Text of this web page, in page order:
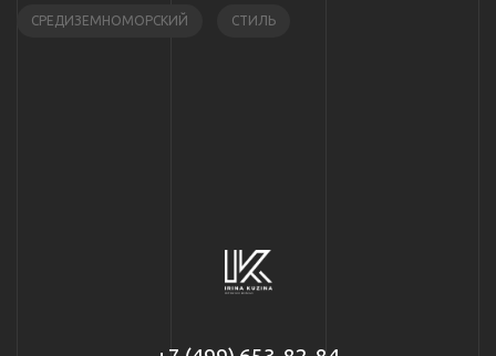
СРЕДИЗЕМНОМОРСКИЙ СТИЛЬ